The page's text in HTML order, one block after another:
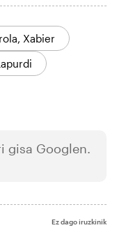
Xabier
gisa Googlen.
Ez dago iruzkinik